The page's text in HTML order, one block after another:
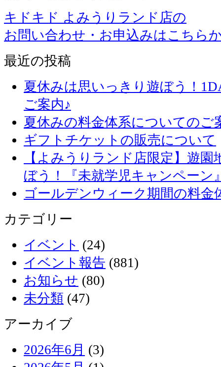
キドキド よみうりランド店の
お問い合わせ・お申込みはこちら
最近の投稿
夏休みは思いっきり遊ぼう！
ご案内♪
夏休みの料金体系についてのご
ギフトチケットの販売について
【よみうりランド店限定】遊
ぼう！『未就学児キャンペーン
ゴールデンウィーク期間の料金
カテゴリー
イベント (24)
イベント報告 (881)
お知らせ (80)
未分類 (47)
アーカイブ
2026年6月 (3)